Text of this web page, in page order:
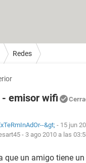
Redes
- emisor wifi
&gt; - 15 jun
- 3 ago 2010 a las
que un amigo tiene